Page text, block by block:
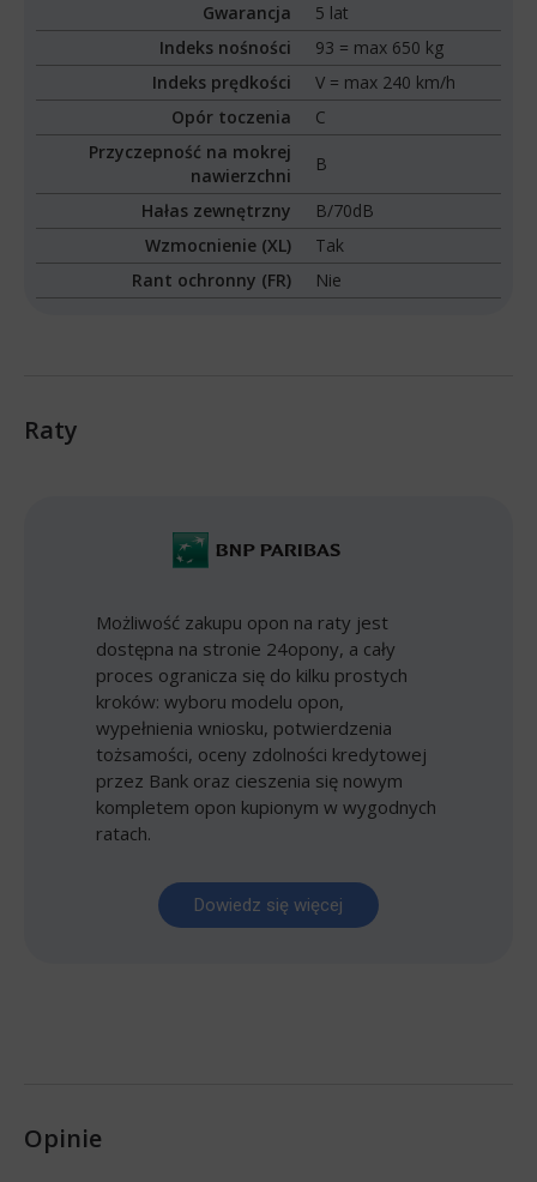
Gwarancja
5 lat
Indeks nośności
93 = max 650 kg
Indeks prędkości
V = max 240 km/h
Opór toczenia
C
Przyczepność na mokrej
nawierzchni
B
Hałas zewnętrzny
B/70dB
Wzmocnienie (XL)
Tak
Rant ochronny (FR)
Nie
Raty
Możliwość zakupu opon na raty jest
dostępna na stronie 24opony, a cały
proces ogranicza się do kilku prostych
kroków: wyboru modelu opon,
wypełnienia wniosku, potwierdzenia
tożsamości, oceny zdolności kredytowej
przez Bank oraz cieszenia się nowym
kompletem opon kupionym w wygodnych
ratach.
Dowiedz się więcej
Opinie